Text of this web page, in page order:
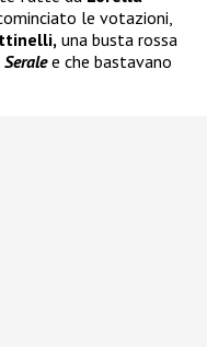
le votazioni,
una busta rossa
Seralee che bastavano